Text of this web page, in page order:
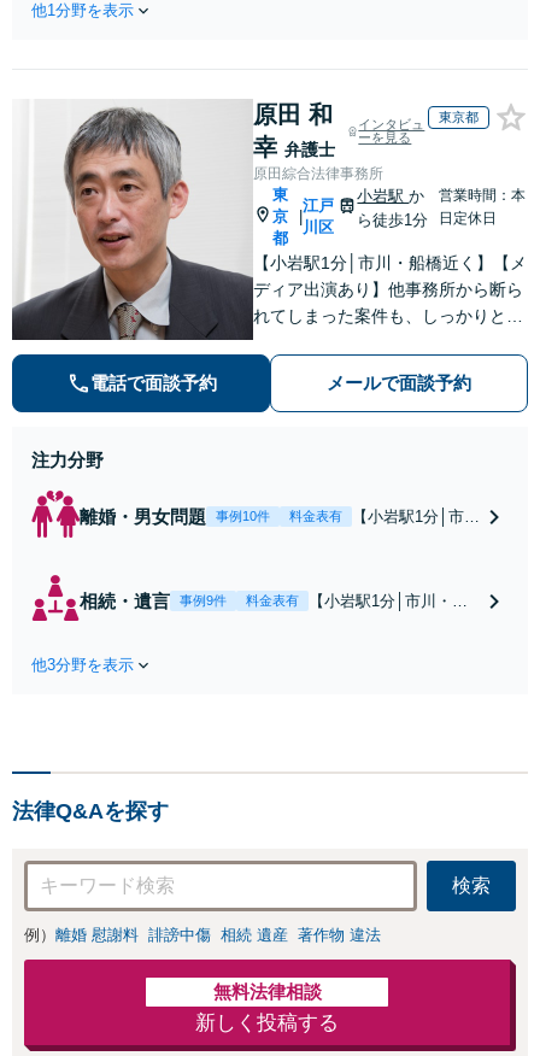
放棄も対応可能。【JR
千葉駅近く】駐車場あ
り
我された方はまずご相談く
は損をしてしまうかもしれ
ません。代わりに交渉・手
続きをし、負担を軽減。
他1分野を表示
原田 和
幸 弁護士
インタビュ
ーを見る
東京都
原田綜合法律事務所
東
京
都
|
江戸
川区
小岩駅か
ら徒歩1分
営業時間：本
日定休日
【小岩駅1分│市川・船橋近く】【メ
ディア出演あり】他事務所から断ら
れてしまった案件も、しっかりと面
【解決実績約1000件】豊富な離婚調
停・裁判実績あり【不動産業界出
電話で面談予約 メールで面談予約
注力分野
離婚・男女問題 事例10件 料金表有
【小岩駅1分│市
回避、裁判提起前
の和解、子の認知
相続・遺言 事例9件 料金表有
【小岩駅1分│市川・船
しい地域の皆さまも、
休日対応可】
他3分野を表示
法律Q&Aを探す
検索
例） 離婚 慰謝料 誹謗中傷 相続 遺産 著作物 違法
無料法律相談
新しく投稿する